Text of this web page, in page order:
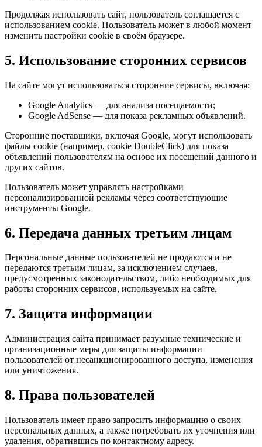
Продолжая использовать сайт, пользователь соглашается с
использованием cookie. Пользователь может в любой момент
изменить настройки cookie в своём браузере.
5. Использование сторонних сервисов
На сайте могут использоваться сторонние сервисы, включая:
Google Analytics — для анализа посещаемости;
Google AdSense — для показа рекламных объявлений.
Сторонние поставщики, включая Google, могут использовать
файлы cookie (например, cookie DoubleClick) для показа
объявлений пользователям на основе их посещений данного и
других сайтов.
Пользователь может управлять настройками
персонализированной рекламы через соответствующие
инструменты Google.
6. Передача данных третьим лицам
Персональные данные пользователей не продаются и не
передаются третьим лицам, за исключением случаев,
предусмотренных законодательством, либо необходимых для
работы сторонних сервисов, используемых на сайте.
7. Защита информации
Администрация сайта принимает разумные технические и
организационные меры для защиты информации
пользователей от несанкционированного доступа, изменения
или уничтожения.
8. Права пользователей
Пользователь имеет право запросить информацию о своих
персональных данных, а также потребовать их уточнения или
удаления, обратившись по контактному адресу.